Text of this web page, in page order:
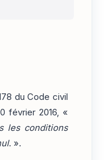
du Code civil
février 2016, «
les conditions
. ».